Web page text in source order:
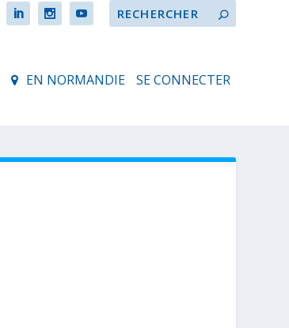
EN NORMANDIE SE CONNECTER